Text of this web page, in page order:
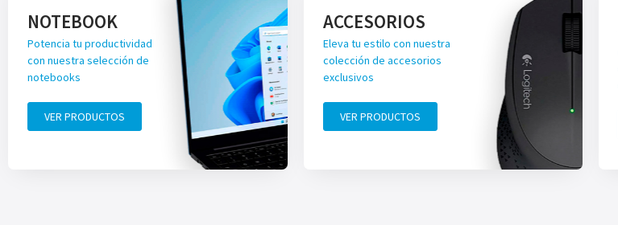
NOTEBOOK
Potencia tu productividad
con nuestra selección de
notebooks
VER PRODUCTOS
ACCESORIOS
Eleva tu estilo con nuestra
colección de accesorios
exclusivos
VER PRODUCTOS